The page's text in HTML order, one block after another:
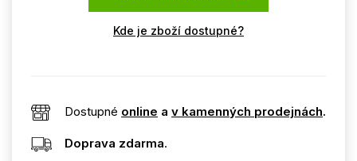
Kde je zboží dostupné?
Dostupné online a v kamenných prodejnách.
Doprava zdarma.